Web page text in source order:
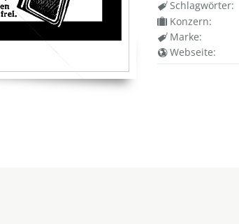
Schlagwörter:
Konzern:
Marke:
Webseite: